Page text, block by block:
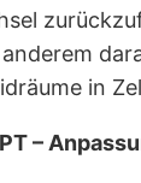
in
–